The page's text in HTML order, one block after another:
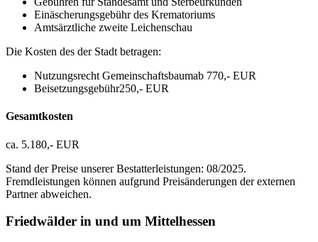
Einäscherungsgebühr des Krematoriums
Amtsärztliche zweite Leichenschau
Die Kosten des der Stadt betragen:
Nutzungsrecht Gemeinschaftsbaumab 770,- EUR
Beisetzungsgebühr250,- EUR
Gesamtkosten
ca. 5.180,- EUR
Stand der Preise unserer Bestatterleistungen: 08/2025.
Fremdleistungen können aufgrund Preisänderungen der externen
Partner abweichen.
Friedwälder in und um Mittelhessen